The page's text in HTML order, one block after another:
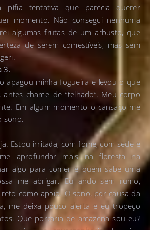
pífia tentativa que parecia querer
momento. Não consegui nenhuma
algumas frutas de um arbusto, que
de serem comestíveis, mas sem
3.
apagou minha fogueira e levou o que
antes chamei de “telhado”. Meu corpo
Em algum momento o cansaço me
sono.
Estou irritada, com fome, com sede e
aprofundar mais na floresta na
algo para comer e quem sabe uma
me abrigar. Eu ando sem rumo,
como apoio. O sono, por causa da
me deixa pouco alerta e eu tropeço
Que porcaria de amazona sou eu?